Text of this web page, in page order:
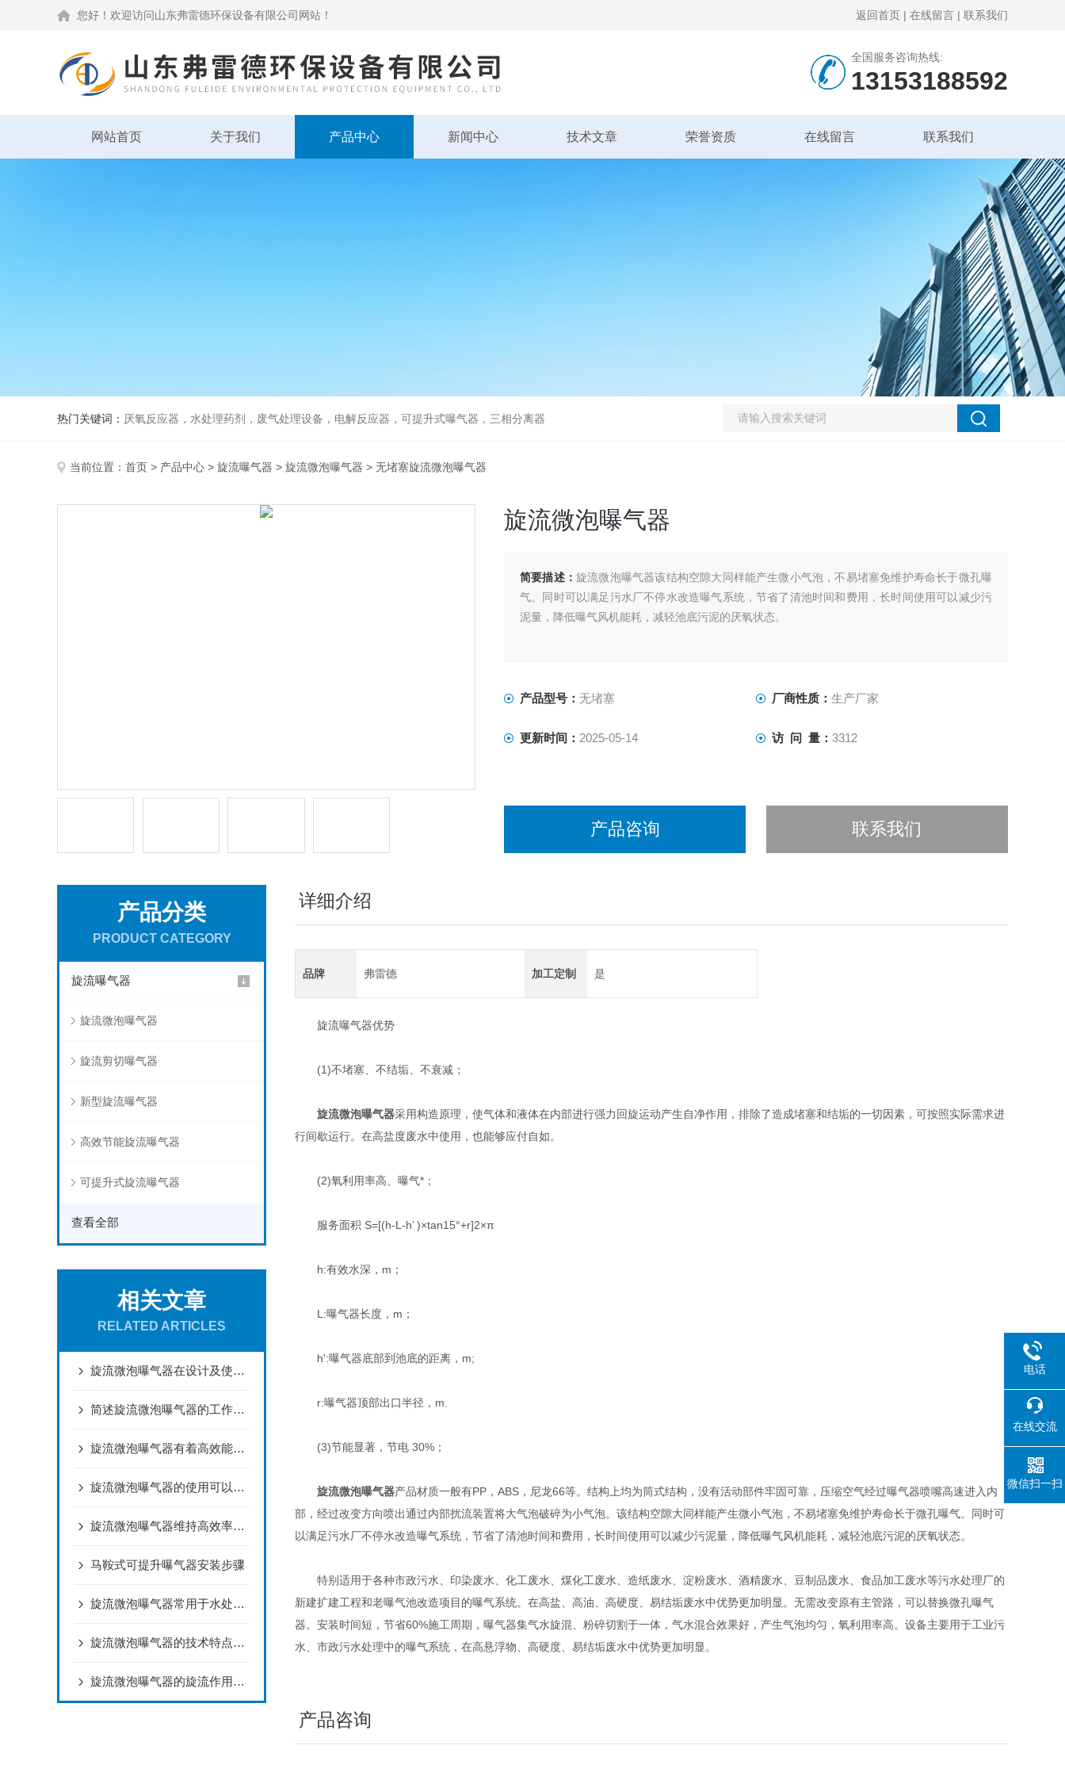
您好！欢迎访问山东弗雷德环保设备有限公司网站！ 返回首页 | 在线留言 | 联系我们
全国服务咨询热线:
13153188592
网站首页 关于我们 产品中心 新闻中心 技术文章 荣誉资质 在线留言 联系我们
热门关键词： 厌氧反应器，水处理药剂，废气处理设备，电解反应器，可提升式曝气器，三相分离器
当前位置： 首页 > 产品中心 > 旋流曝气器 > 旋流微泡曝气器 > 无堵塞旋流微泡曝气器
旋流微泡曝气器
简要描述： 旋流微泡曝气器该结构空隙大同样能产生微小气泡，不易堵塞免维护寿命长于微孔曝
气。同时可以满足污水厂不停水改造曝气系统，节省了清池时间和费用，长时间使用可以减少污
泥量，降低曝气风机能耗，减轻池底污泥的厌氧状态。
产品型号： 无堵塞 厂商性质： 生产厂家
更新时间： 2025-05-14 访 问 量： 3312
产品咨询 联系我们
产品分类
PRODUCT CATEGORY
旋流曝气器
旋流微泡曝气器
旋流剪切曝气器
新型旋流曝气器
高效节能旋流曝气器
可提升式旋流曝气器
查看全部
相关文章
RELATED ARTICLES
旋流微泡曝气器在设计及使用时所表现出的优势特点介绍
简述旋流微泡曝气器的工作原理及操作维护要点
旋流微泡曝气器有着高效能源利用的创新技术
旋流微泡曝气器的使用可以节约成本，缩小运行能耗
旋流微泡曝气器维持高效率运行
马鞍式可提升曝气器安装步骤
旋流微泡曝气器常用于水处理和废水处理过程中
旋流微泡曝气器的技术特点及优势
旋流微泡曝气器的旋流作用是什么？
详细介绍
品牌 弗雷德 加工定制 是
旋流曝气器优势
(1)不堵塞、不结垢、不衰减；
旋流微泡曝气器采用构造原理，使气体和液体在内部进行强力回旋运动产生自净作用，排除了造成堵塞和结垢的一切因素，可按照实际需求进
行间歇运行。在高盐度废水中使用，也能够应付自如。
(2)氧利用率高、曝气*；
服务面积 S=[(h-L-h’ )×tan15°+r]2×π
h:有效水深，m；
L:曝气器长度，m；
h':曝气器底部到池底的距离，m;
r:曝气器顶部出口半径，m.
(3)节能显著，节电 30%；
旋流微泡曝气器产品材质一般有PP，ABS，尼龙66等。结构上均为筒式结构，没有活动部件牢固可靠，压缩空气经过曝气器喷嘴高速进入内
部，经过改变方向喷出通过内部扰流装置将大气泡破碎为小气泡。该结构空隙大同样能产生微小气泡，不易堵塞免维护寿命长于微孔曝气。同时可
以满足污水厂不停水改造曝气系统，节省了清池时间和费用，长时间使用可以减少污泥量，降低曝气风机能耗，减轻池底污泥的厌氧状态。
特别适用于各种市政污水、印染废水、化工废水、煤化工废水、造纸废水、淀粉废水、酒精废水、豆制品废水、食品加工废水等污水处理厂的
新建扩建工程和老曝气池改造项目的曝气系统。在高盐、高油、高硬度、易结垢废水中优势更加明显。无需改变原有主管路，可以替换微孔曝气
器。安装时间短，节省60%施工周期，曝气器集气水旋混、粉碎切割于一体，气水混合效果好，产生气泡均匀，氧利用率高。设备主要用于工业污
水、市政污水处理中的曝气系统，在高悬浮物、高硬度、易结垢废水中优势更加明显。
产品咨询
电话
在线交流
微信扫一扫